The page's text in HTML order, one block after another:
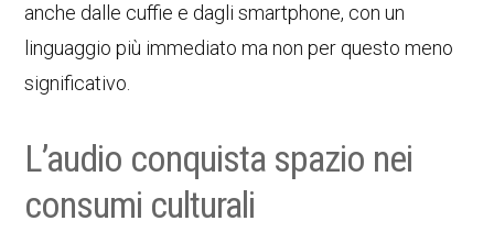
anche dalle cuffie e dagli smartphone, con un
linguaggio più immediato ma non per questo meno
significativo.
L’audio conquista spazio nei
consumi culturali